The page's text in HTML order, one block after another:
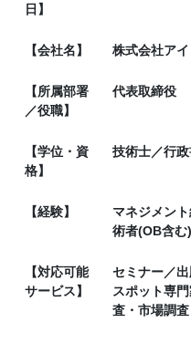
日】
【会社名】 株式会社ア
【所属部署
／役職】
代表取締役
【学位・資
格】
技術士／行
【経験】
マネジメン
術者(OB含む
【対応可能
サービス】
セミナー／
スポット専
査・市場調